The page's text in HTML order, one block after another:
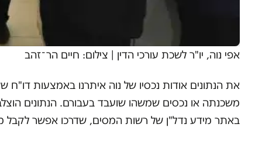
אפי נוה, יו"ר לשכת עורכי הדין | צילום: חיים הר־זהב
משכנתה או נכסים שמשהו שועבד בעבורם. הנתונים
באתר מידע נדל"ן של רשות המסים, שדרכו אפשר לקבל